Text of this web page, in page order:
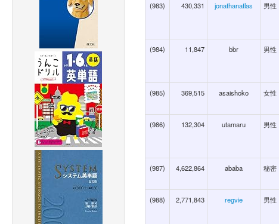
(983) 430,331 jonathanatlas 男性
(984) 11,847 bbr 男性
(985) 369,515 asaishoko 女性
(986) 132,304 utamaru 男性
(987) 4,622,864 ababa 秘密
(988) 2,771,843 regvie 男性